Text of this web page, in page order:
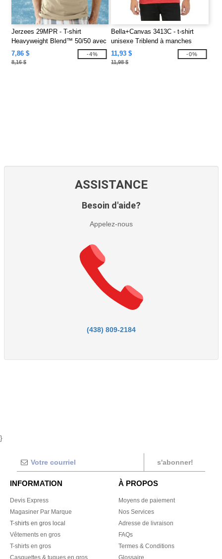
Jerzees 29MPR - T-shirt
Heavyweight Blend™ 50/50 avec
une poche
7,86 $
8,16 $
-4%
Bella+Canvas 3413C - t-shirt
unisexe Triblend à manches
courtes
11,93 $
11,98 $
-0%
ASSISTANCE
Besoin d'aide?
Appelez-nous
(438) 809-2184
}
s'abonner!
INFORMATION
Devis Express
Magasiner Par Marque
T-shirts en gros local
Vêtements en gros
T-shirts en gros
À PROPOS
Moyens de paiement
Nos Services
Adresse de livraison
FAQs
Termes & Conditions